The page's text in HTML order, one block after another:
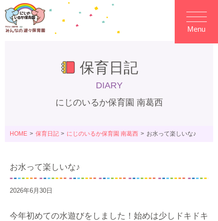
Menu
保育日記
DIARY
にじのいるか保育園 南葛西
HOME 保育日記 にじのいるか保育園 南葛西 お水って楽しいな♪
お水って楽しいな♪
2026年6月30日
今年初めての水遊びをしました！始めは少しドキドキ